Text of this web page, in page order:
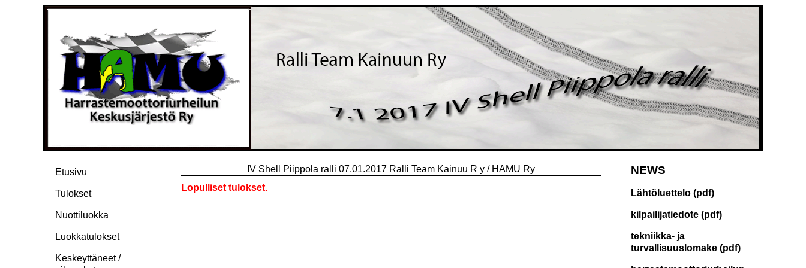
Etusivu
Tulokset
Nuottiluokka
Luokkatulokset
Keskeyttäneet /
IV Shell Piippola ralli 07.01.2017 Ralli Team Kainuu R y / HAMU Ry
Lopulliset tulokset.
NEWS
Lähtöluettelo (pdf)
kilpailijatiedote (pdf)
tekniikka- ja
turvallisuuslomake (pdf)